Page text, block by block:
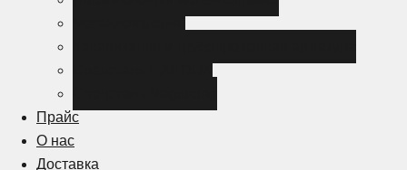
Прайс
О нас
Доставка